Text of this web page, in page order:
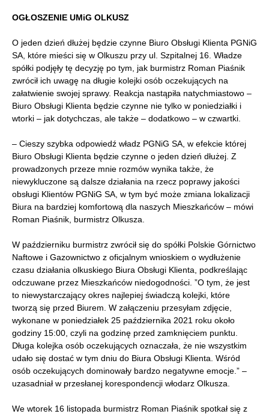
OGŁOSZENIE UMiG OLKUSZ
O jeden dzień dłużej będzie czynne Biuro Obsługi Klienta PGNiG
SA, które mieści się w Olkuszu przy ul. Szpitalnej 16. Władze
spółki podjęły tę decyzję po tym, jak burmistrz Roman Piaśnik
zwrócił ich uwagę na długie kolejki osób oczekujących na
załatwienie swojej sprawy. Reakcja nastąpiła natychmiastowo –
Biuro Obsługi Klienta będzie czynne nie tylko w poniedziałki i
wtorki – jak dotychczas, ale także – dodatkowo – w czwartki.
– Cieszy szybka odpowiedź władz PGNiG SA, w efekcie której
Biuro Obsługi Klienta będzie czynne o jeden dzień dłużej. Z
prowadzonych przeze mnie rozmów wynika także, że
niewykluczone są dalsze działania na rzecz poprawy jakości
obsługi Klientów PGNiG SA, w tym być może zmiana lokalizacji
Biura na bardziej komfortową dla naszych Mieszkańców – mówi
Roman Piaśnik, burmistrz Olkusza.
W październiku burmistrz zwrócił się do spółki Polskie Górnictwo
Naftowe i Gazownictwo z oficjalnym wnioskiem o wydłużenie
czasu działania olkuskiego Biura Obsługi Klienta, podkreślając
odczuwane przez Mieszkańców niedogodności. ”O tym, że jest
to niewystarczający okres najlepiej świadczą kolejki, które
tworzą się przed Biurem. W załączeniu przesyłam zdjęcie,
wykonane w poniedziałek 25 października 2021 roku około
godziny 15:00, czyli na godzinę przed zamknięciem punktu.
Długa kolejka osób oczekujących oznaczała, że nie wszystkim
udało się dostać w tym dniu do Biura Obsługi Klienta. Wśród
osób oczekujących dominowały bardzo negatywne emocje.” –
uzasadniał w przesłanej korespondencji włodarz Olkusza.
We wtorek 16 listopada burmistrz Roman Piaśnik spotkał się z